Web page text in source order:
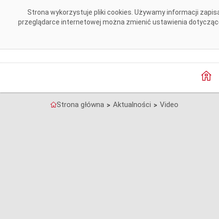
Strona wykorzystuje pliki cookies. Używamy informacji
przeglądarce internetowej można zmienić ustawienia
Strona główna > Aktualności > Video